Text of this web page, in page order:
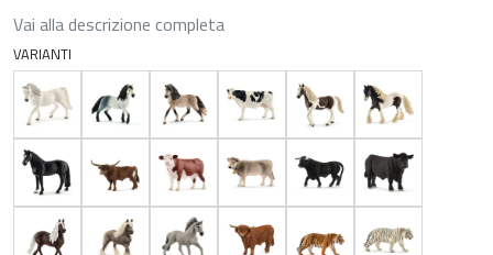
Vai alla descrizione completa
VARIANTI